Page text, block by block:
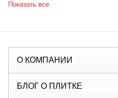
Показать все
О КОМПАНИИ
БЛОГ О ПЛИТКЕ